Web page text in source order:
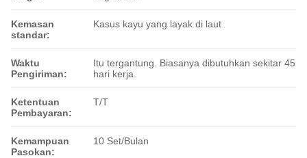
Kemasan
standar:
Kasus kayu yang layak di laut
Waktu
Pengiriman:
Itu tergantung. Biasanya dibutuhkan sekitar 45
hari kerja.
Ketentuan
Pembayaran:
T/T
Kemampuan
Pasokan:
10 Set/Bulan